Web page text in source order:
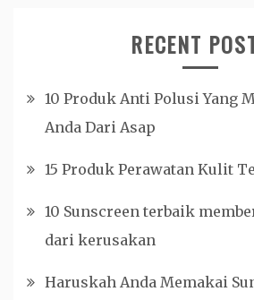
RECENT
10 Produk Anti Polusi Yang
Anda Dari Asap
15 Produk Perawatan Kulit
10 Sunscreen terbaik
dari kerusakan
Haruskah Anda Memakai